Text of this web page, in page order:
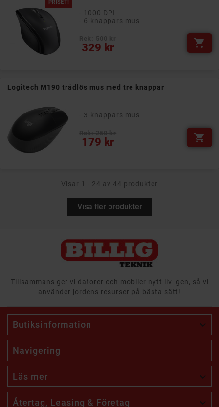
PRISET!
- 1000 DPI
- 6-knappars mus
329 kr
Pris 
Logitech M190 trådlös mus med tre knappar
- 3-knappars mus
179 kr
Pris 
Visar 1 - 24 av 44 produkter
Visa fler produkter
Tillsammans ger vi datorer och mobiler nytt liv igen, så vi
använder jordens resurser på bästa sätt!
Butiksinformation 
Navigering
Läs mer 
Återtag, Leasing & Företag 